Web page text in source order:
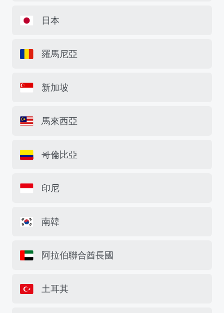
日本
羅馬尼亞
新加坡
馬來西亞
哥倫比亞
印尼
南韓
阿拉伯聯合酋長國
土耳其